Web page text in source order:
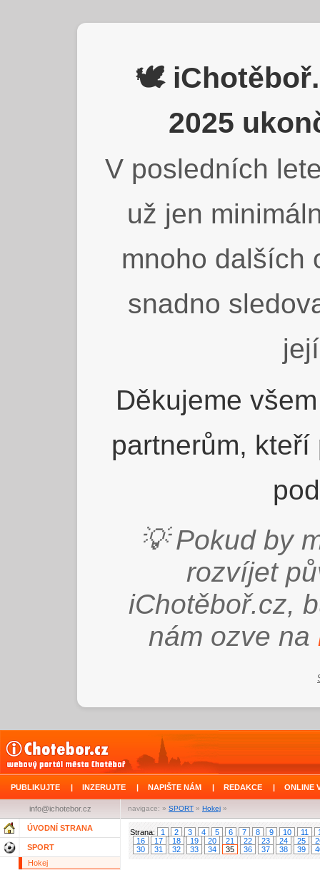
🕊️
2025
V posledních
už jen
mnoho dalších
snadno
Děkujeme
partnerům,
💡 Pokud by
rozvíjet
iChotěboř.cz,
nám ozve na
PUBLIKUJTE | INZERUJTE | NAPIŠTE NÁM | REDAKCE | ONLINE
navigace: » SPORT » Hokej »
info@ichotebor.cz
ÚVODNÍ STRANA
SPORT
Hokej
Strana: 1 2 3 4 5 6 7 8 9 10 11
16
17 18 19 20 21 22 23 24 25
30
31 32 33 34 35 36 37 38 39